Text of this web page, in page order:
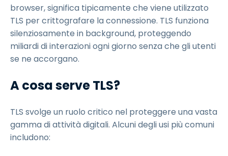
browser, significa tipicamente che viene utilizzato
TLS per crittografare la connessione. TLS funziona
silenziosamente in background, proteggendo
miliardi di interazioni ogni giorno senza che gli utenti
se ne accorgano.
A cosa serve TLS?
TLS svolge un ruolo critico nel proteggere una vasta
gamma di attività digitali. Alcuni degli usi più comuni
includono: